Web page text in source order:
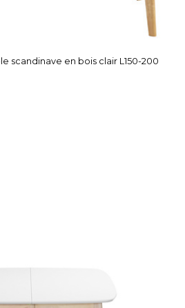
scandinave en bois clair L150-200